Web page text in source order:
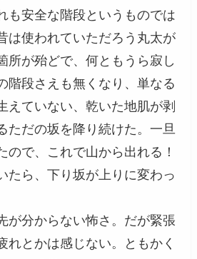
も安全な階段というものでは
は使われていただろう丸太が
所が殆どで、何ともうら寂し
階段さえも無くなり、単なる
えていない、乾いた地肌が剥
ただの坂を降り続けた。一旦
ので、これで山から出れる！
たら、下り坂が上りに変わっ
が分からない怖さ。だが緊張
れとかは感じない。ともかく